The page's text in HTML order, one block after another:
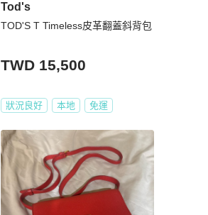
Tod's
TOD'S T Timeless皮革翻蓋斜背包
TWD 15,500
狀況良好 本地 免運